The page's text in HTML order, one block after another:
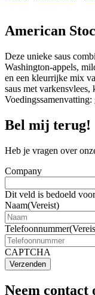
American
Deze unieke saus
Washington-appels,
en een kleurrijke mix
saus met
Bel mij terug!
Heb je vragen over
Company
Dit veld is bedoeld
Naam(Vereist)
Telefoonnummer
CAPTCHA
Verzenden
Neem contact